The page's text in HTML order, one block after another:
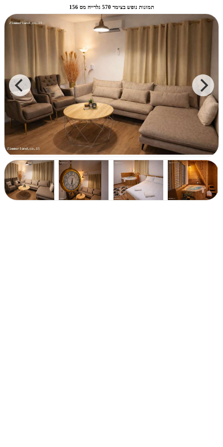
תמונות נופש בצימר 570 גלרייה מס 156